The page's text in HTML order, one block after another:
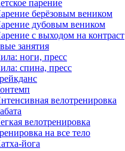
парение
берёзовым веником
дубовым веником
с выходом на контраст
занятия
ноги, пресс
спина, пресс
велотренировка
велотренировка
на все тело
йога